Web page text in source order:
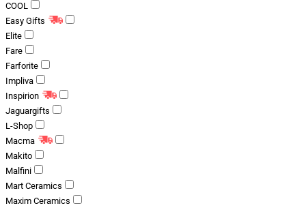
COOL
Easy Gifts
Elite
Fare
Farforite
Impliva
Inspirion
Jaguargifts
L-Shop
Macma
Makito
Malfini
Mart Ceramics
Maxim Ceramics